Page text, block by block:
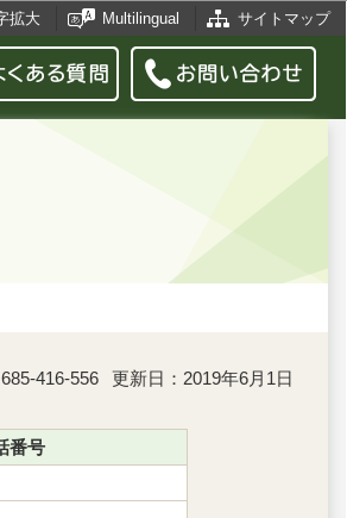
拡大 Multilingual サイトマップ
416-556
更新日：2019年6月1日
番号